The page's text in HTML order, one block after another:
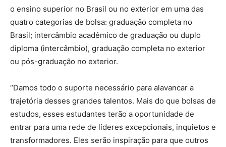
o ensino superior no Brasil ou no exterior em uma das
quatro categorias de bolsa: graduação completa no
Brasil; intercâmbio acadêmico de graduação ou duplo
diploma (intercâmbio), graduação completa no exterior
ou pós-graduação no exterior.
“Damos todo o suporte necessário para alavancar a
trajetória desses grandes talentos. Mais do que bolsas de
estudos, esses estudantes terão a oportunidade de
entrar para uma rede de líderes excepcionais, inquietos e
transformadores. Eles serão inspiração para que outros